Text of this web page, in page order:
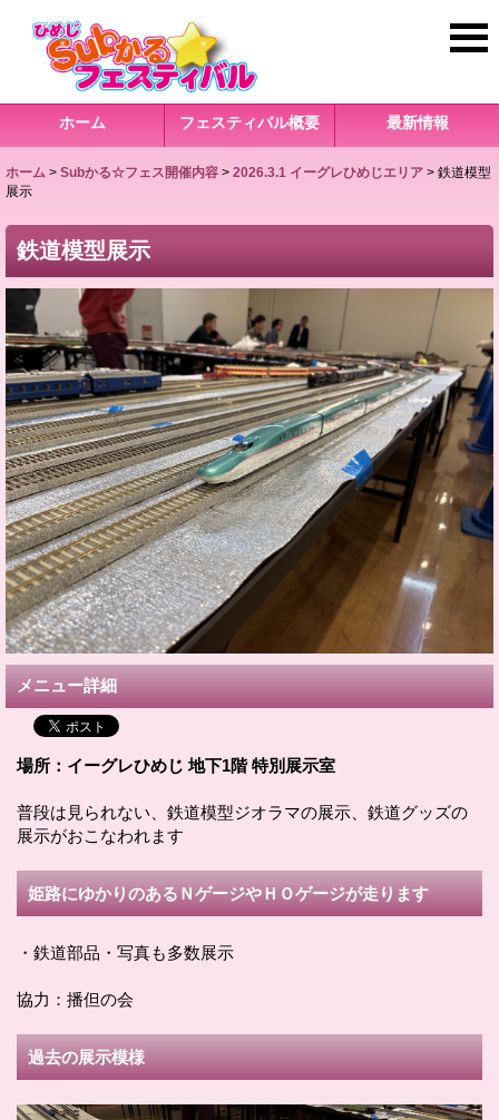
ホーム フェスティバル概要 最新情報
ホーム > Subかる☆フェス開催内容 > 2026.3.1 イーグレひめじエリア > 鉄道模型
展示
鉄道模型展示
メニュー詳細
場所：イーグレひめじ 地下1階 特別展示室
普段は見られない、鉄道模型ジオラマの展示、鉄道グッズの
展示がおこなわれます
姫路にゆかりのあるＮゲージやＨＯゲージが走ります
・鉄道部品・写真も多数展示
協力：播但の会
過去の展示模様